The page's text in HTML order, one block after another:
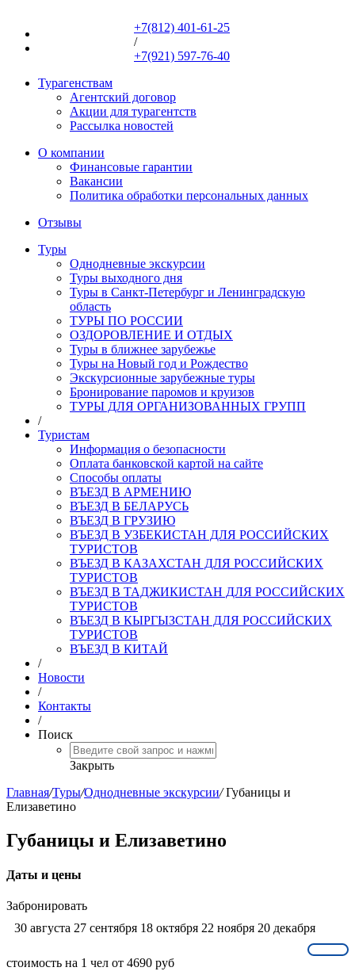
+7(812) 401-61-25
/
+7(921) 597-76-40
Турагенствам
Агентский договор
Акции для турагентств
Рассылка новостей
О компании
Финансовые гарантии
Вакансии
Политика обработки персональных данных
Отзывы
Туры
Однодневные экскурсии
Туры выходного дня
Туры в Санкт-Петербург и Ленинградскую
область
ТУРЫ ПО РОССИИ
ОЗДОРОВЛЕНИЕ И ОТДЫХ
Туры в ближнее зарубежье
Туры на Новый год и Рождество
Экскурсионные зарубежные туры
Бронирование паромов и круизов
ТУРЫ ДЛЯ ОРГАНИЗОВАННЫХ ГРУПП
/
Туристам
Информация о безопасности
Оплата банковской картой на сайте
Способы оплаты
ВЪЕЗД В АРМЕНИЮ
ВЪЕЗД В БЕЛАРУСЬ
ВЪЕЗД В ГРУЗИЮ
ВЪЕЗД В УЗБЕКИСТАН ДЛЯ РОССИЙСКИХ
ТУРИСТОВ
ВЪЕЗД В КАЗАХСТАН ДЛЯ РОССИЙСКИХ
ТУРИСТОВ
ВЪЕЗД В ТАДЖИКИСТАН ДЛЯ РОССИЙСКИХ
ТУРИСТОВ
ВЪЕЗД В КЫРГЫЗСТАН ДЛЯ РОССИЙСКИХ
ТУРИСТОВ
ВЪЕЗД В КИТАЙ
/
Новости
/
Контакты
/
Поиск
Закрыть
Главная/Туры/Однодневные экскурсии/Губаницы и
Елизаветино
Губаницы и Елизаветино
Даты и цены
Забронировать
30 августа 27 сентября 18 октября 22 ноября 20 декабря
стоимость на 1 чел от 4690 руб